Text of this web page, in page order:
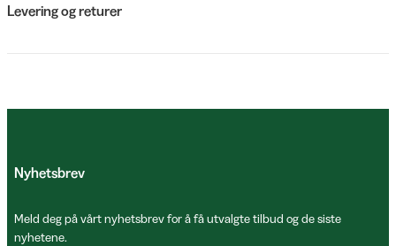
Levering og returer
Nyhetsbrev
Meld deg på vårt nyhetsbrev for å få utvalgte tilbud og de siste
nyhetene.